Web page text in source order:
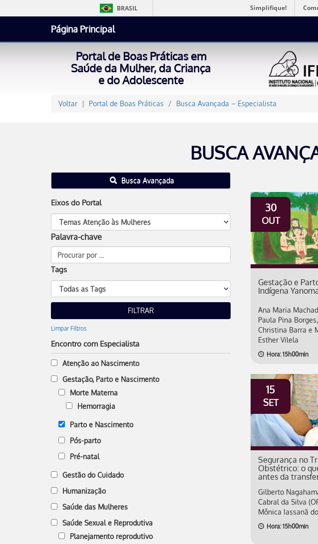
BRASIL Simplifique!
Página Principal
Portal de Boas Práticas em
Saúde da Mulher, da Criança
e do Adolescente
Voltar Portal de Boas Práticas Busca Avançada – Especialista
BUSCA
Busca Avançada
Eixos do Portal
Palavra-chave
Tags
Limpar Filtros
Encontro com Especialista
Atenção ao Nascimento
Gestação, Parto e Nascimento
Morte Materna
Hemorragia
Parto e Nascimento
Pós-parto
Pré-natal
Gestão do Cuidado
Humanização
Saúde das Mulheres
Saúde Sexual e Reprodutiva
Planejamento reprodutivo
30
OUT
Gestação e
Indígena
Ana Maria
Paula Pina
Christina Barra e
Esther Vilela
Hora: 15h00min
15
SET
Segurança no
Obstétrico: o
antes da
Gilberto
Cabral da Silva
Mônica Iassanã
Hora: 15h00min